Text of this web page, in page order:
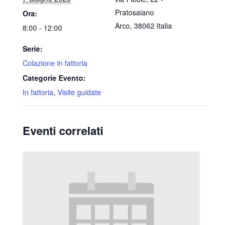
Ora:
8:00 - 12:00
Serie:
Colazione in fattoria
Categorie Evento:
In fattoria, Visite guidate
Pratosaiano
Arco, 38062 Italia
Eventi correlati